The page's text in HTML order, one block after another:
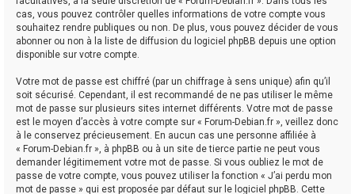
cas, vous pouvez contrôler quelles informations de votre compte vous
souhaitez rendre publiques ou non. De plus, vous pouvez décider de vous
abonner ou non à la liste de diffusion du logiciel phpBB depuis une option
disponible sur votre compte.
Votre mot de passe est chiffré (par un chiffrage à sens unique) afin qu’il
soit sécurisé. Cependant, il est recommandé de ne pas utiliser le même
mot de passe sur plusieurs sites internet différents. Votre mot de passe
est le moyen d’accès à votre compte sur « Forum-Debian.fr », veillez donc
à le conservez précieusement. En aucun cas une personne affiliée à
« Forum-Debian.fr », à phpBB ou à un site de tierce partie ne peut vous
demander légitimement votre mot de passe. Si vous oubliez le mot de
passe de votre compte, vous pouvez utiliser la fonction « J’ai perdu mon
mot de passe » qui est proposée par défaut sur le logiciel phpBB. Cette